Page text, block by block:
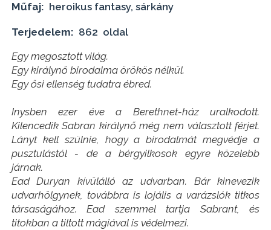
Műfaj: heroikus fantasy, sárkány
Terjedelem: 862 oldal
Egy megosztott világ.
Egy királynő birodalma örökös nélkül.
Egy ősi ellenség tudatra ébred.
Inysben ezer éve a Berethnet-ház uralkodott.
Kilencedik Sabran királynő még nem választott férjet.
Lányt kell szülnie, hogy a birodalmát megvédje a
pusztulástól - de a bérgyilkosok egyre közelebb
járnak.
Ead Duryan kívülálló az udvarban. Bár kinevezik
udvarhölgynek, továbbra is lojális a varázslók titkos
társaságához. Ead szemmel tartja Sabrant, és
titokban a tiltott mágiával is védelmezi.